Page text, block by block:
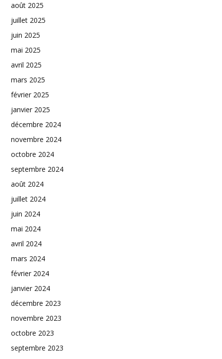
août 2025
juillet 2025
juin 2025
mai 2025
avril 2025
mars 2025
février 2025
janvier 2025
décembre 2024
novembre 2024
octobre 2024
septembre 2024
août 2024
juillet 2024
juin 2024
mai 2024
avril 2024
mars 2024
février 2024
janvier 2024
décembre 2023
novembre 2023
octobre 2023
septembre 2023